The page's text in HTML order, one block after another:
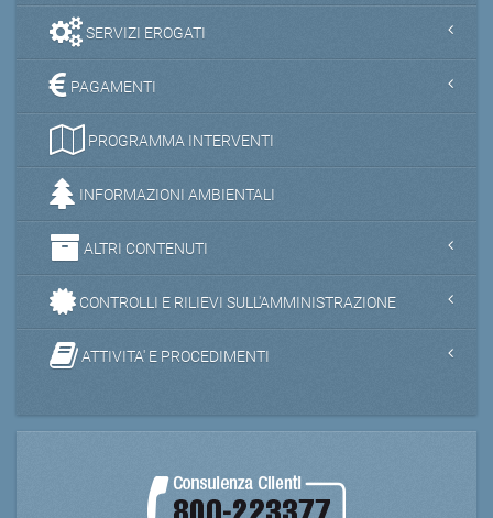
SERVIZI EROGATI
PAGAMENTI
PROGRAMMA INTERVENTI
INFORMAZIONI AMBIENTALI
ALTRI CONTENUTI
CONTROLLI E RILIEVI SULL'AMMINISTRAZIONE
ATTIVITA' E PROCEDIMENTI